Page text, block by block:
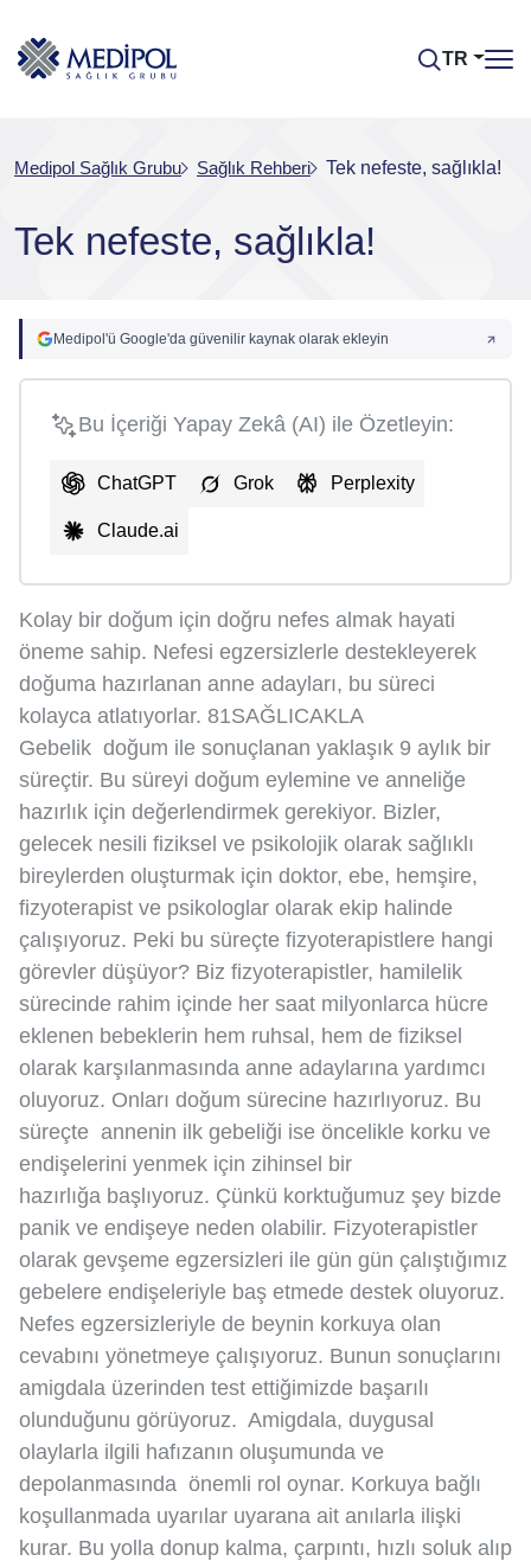
TR
Medipol Sağlık Grubu Sağlık Rehberi Tek nefeste, sağlıkla!
Tek nefeste, sağlıkla!
Medipol'ü Google'da güvenilir kaynak olarak ekleyin
Bu İçeriği Yapay Zekâ (AI) ile Özetleyin:
ChatGPT Grok Perplexity
Claude.ai
Kolay bir doğum için doğru nefes almak hayati
öneme sahip. Nefesi egzersizlerle destekleyerek
doğuma hazırlanan anne adayları, bu süreci
kolayca atlatıyorlar. 81SAĞLICAKLA
Gebelik doğum ile sonuçlanan yaklaşık 9 aylık bir
süreçtir. Bu süreyi doğum eylemine ve anneliğe
hazırlık için değerlendirmek gerekiyor. Bizler,
gelecek nesili fiziksel ve psikolojik olarak sağlıklı
bireylerden oluşturmak için doktor, ebe, hemşire,
fizyoterapist ve psikologlar olarak ekip halinde
çalışıyoruz. Peki bu süreçte fizyoterapistlere hangi
görevler düşüyor? Biz fizyoterapistler, hamilelik
sürecinde rahim içinde her saat milyonlarca hücre
eklenen bebeklerin hem ruhsal, hem de fiziksel
olarak karşılanmasında anne adaylarına yardımcı
oluyoruz. Onları doğum sürecine hazırlıyoruz. Bu
süreçte annenin ilk gebeliği ise öncelikle korku ve
endişelerini yenmek için zihinsel bir
hazırlığa başlıyoruz. Çünkü korktuğumuz şey bizde
panik ve endişeye neden olabilir. Fizyoterapistler
olarak gevşeme egzersizleri ile gün gün çalıştığımız
gebelere endişeleriyle baş etmede destek oluyoruz.
Nefes egzersizleriyle de beynin korkuya olan
cevabını yönetmeye çalışıyoruz. Bunun sonuçlarını
amigdala üzerinden test ettiğimizde başarılı
olunduğunu görüyoruz. Amigdala, duygusal
olaylarla ilgili hafızanın oluşumunda ve
depolanmasında önemli rol oynar. Korkuya bağlı
koşullanmada uyarılar uyarana ait anılarla ilişki
kurar. Bu yolla donup kalma, çarpıntı, hızlı soluk alıp